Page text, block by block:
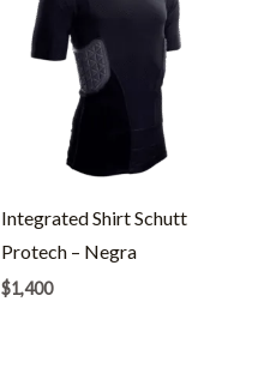
Integrated Shirt Schutt
Protech – Negra
$1,400